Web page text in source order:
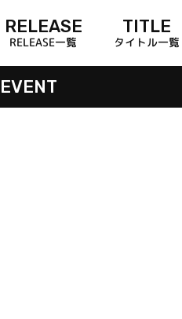
RELEASE
RELEASE一覧
TITLE
タイトル一覧